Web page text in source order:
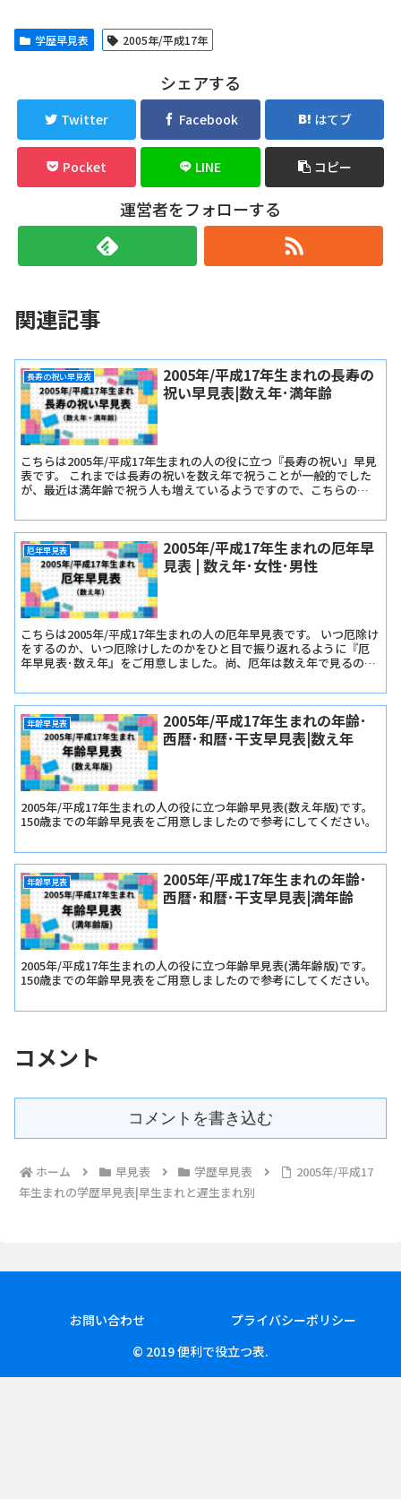
学歴早見表 2005年/平成17年
シェアする
Twitter Facebook はてブ
Pocket LINE コピー
運営者をフォローする
関連記事
長寿の祝い早見表
2005年/平成17年生まれの長寿の
祝い早見表|数え年･満年齢
こちらは2005年/平成17年生まれの人の役に立つ『長寿の祝い』早見
表です。 これまでは長寿の祝いを数え年で祝うことが一般的でした
が、最近は満年齢で祝う人も増えているようですので、こちらの早
年齢版』をご用意しました。
厄年早見表
2005年/平成17年生まれの厄年早
見表 | 数え年･女性･男性
こちらは2005年/平成17年生まれの人の厄年早見表です。 いつ厄除け
をするのか、いつ厄除けしたのかをひと目で振り返れるように『厄
年早見表･数え年』をご用意しました。尚、厄年は数え年で見るので
年齢早見表
2005年/平成17年生まれの年齢･
西暦･和暦･干支早見表|数え年
2005年/平成17年生まれの人の役に立つ年齢早見表(数え年版)です。
150歳までの年齢早見表をご用意しましたので参考にしてください。
年齢早見表
2005年/平成17年生まれの年齢･
西暦･和暦･干支早見表|満年齢
2005年/平成17年生まれの人の役に立つ年齢早見表(満年齢版)です。
150歳までの年齢早見表をご用意しましたので参考にしてください。
コメント
コメントを書き込む
ホーム 早見表 学歴早見表
2005年/平成17
年生まれの学歴早見表|早生まれと遅生まれ別
お問い合わせ
プライバシーポリシー
© 2019 便利で役立つ表.